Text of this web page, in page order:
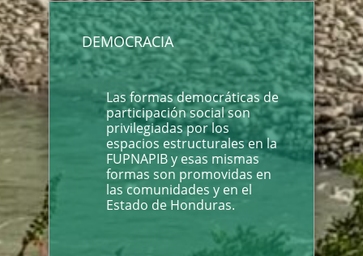
DEMOCRACIA
Las formas democráticas de
participación social son
privilegiadas por los
espacios estructurales en la
FUPNAPIB y esas mismas
formas son promovidas en
las comunidades y en el
Estado de Honduras.